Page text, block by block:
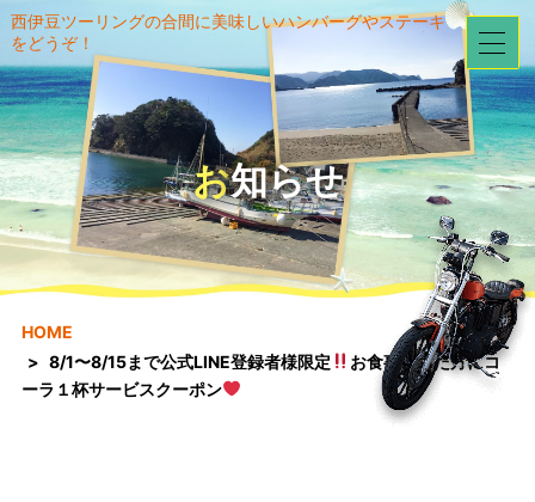
西伊豆ツーリングの合間に美味しいハンバーグやステーキ
をどうぞ！
お知らせ
HOME
8/1〜8/15まで公式LINE登録者様限定
お食事された方にコ
ーラ１杯サービスクーポン